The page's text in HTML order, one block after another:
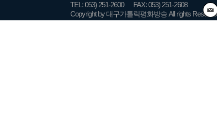
TEL: 053) 251-2600
FAX: 053) 251-2608
Copyright by 대구가톨릭평화방송 All rights